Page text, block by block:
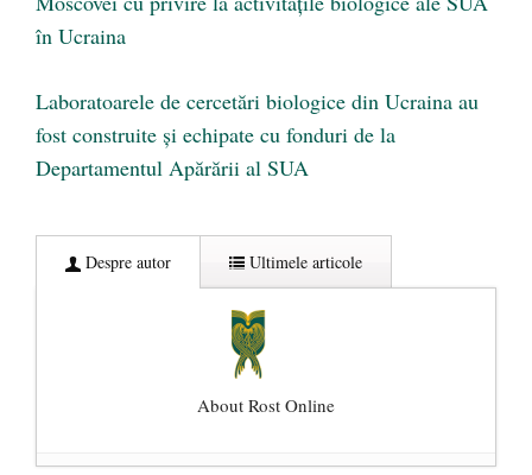
în Ucraina
Laboratoarele de cercetări biologice din Ucraina au
fost construite și echipate cu fonduri de la
Departamentul Apărării al SUA
Despre autor Ultimele articole
About Rost Online